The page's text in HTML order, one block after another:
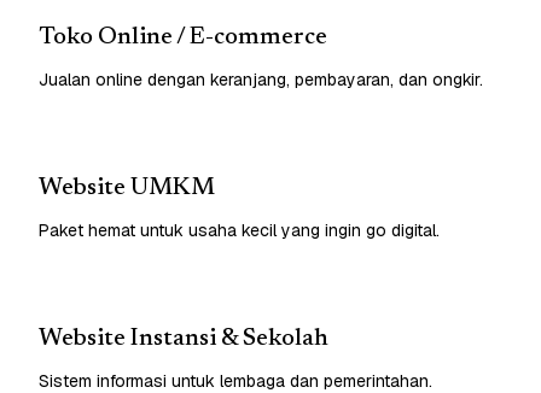
Toko Online / E-commerce
Jualan online dengan keranjang, pembayaran, dan ongkir.
Website UMKM
Paket hemat untuk usaha kecil yang ingin go digital.
Website Instansi & Sekolah
Sistem informasi untuk lembaga dan pemerintahan.